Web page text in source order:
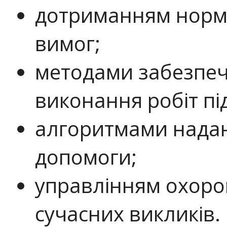
дотриманням
вимог;
методами
виконання робіт
алгоритмами
допомоги;
управлінням
сучасних викликів.